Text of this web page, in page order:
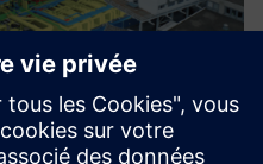
l'échange de données